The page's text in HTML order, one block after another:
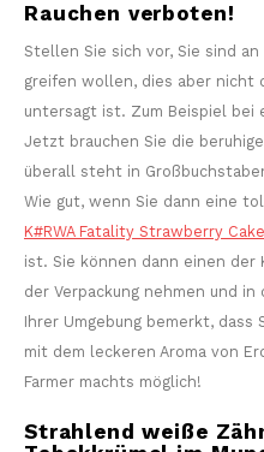
Rauchen verboten!
Stellen Sie sich vor, Sie sind
greifen wollen, dies aber nicht
untersagt ist. Zum Beispiel bei
Jetzt brauchen Sie die
überall steht in
Wie gut, wenn Sie dann eine
K#RWA Fatality Strawberry Cake
ist. Sie können dann einen der
der Verpackung nehmen und
Ihrer Umgebung bemerkt, dass
mit dem leckeren Aroma von
Farmer machts möglich!
Strahlend weiße